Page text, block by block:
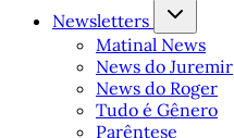
Newsletters
Matinal News
News do Juremir
News do Roger
Tudo é Gênero
Parêntese